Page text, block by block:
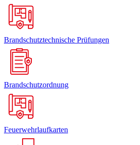
Brandschutztechnische Prüfungen
Brandschutzordnung
Feuerwehrlaufkarten